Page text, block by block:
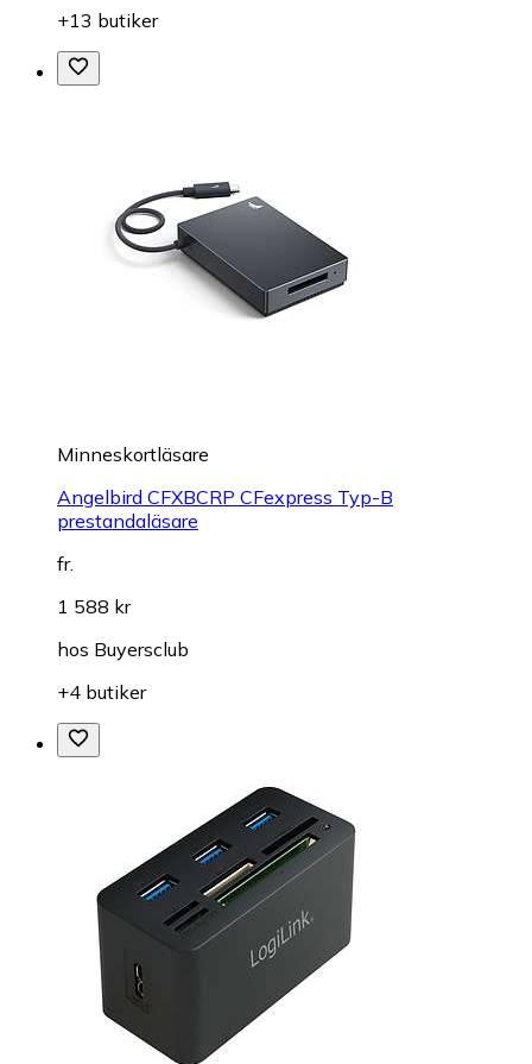
+13 butiker
Minneskortläsare
Angelbird CFXBCRP CFexpress Typ-B
prestandaläsare
fr.
1 588 kr
hos Buyersclub
+4 butiker